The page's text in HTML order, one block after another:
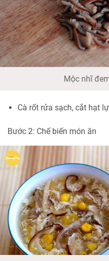
Mộc nhĩ
Cà rốt rửa sạch, cắt hạt
Bước 2: Chế biến món ăn